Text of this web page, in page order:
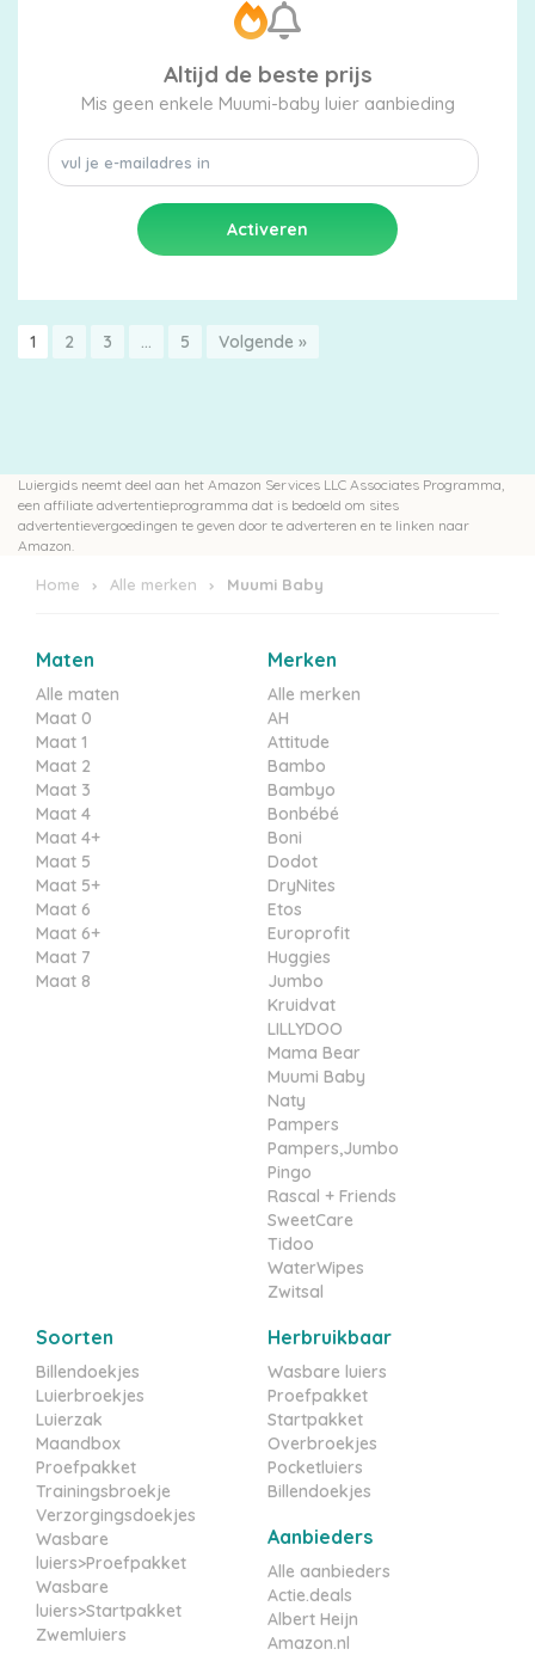
Altijd de beste prijs
Mis geen enkele Muumi-baby luier aanbieding
1 2 3 … 5 Volgende »
Luiergids neemt deel aan het Amazon Services LLC Associates Programma,
een affiliate advertentieprogramma dat is bedoeld om sites
advertentievergoedingen te geven door te adverteren en te linken naar
Amazon.
Home Alle merken Muumi Baby
Maten
Alle maten
Maat 0
Maat 1
Maat 2
Maat 3
Maat 4
Maat 4+
Maat 5
Maat 5+
Maat 6
Maat 6+
Maat 7
Maat 8
Merken
Alle merken
AH
Attitude
Bambo
Bambyo
Bonbébé
Boni
Dodot
DryNites
Etos
Europrofit
Huggies
Jumbo
Kruidvat
LILLYDOO
Mama Bear
Muumi Baby
Naty
Pampers
Pampers,Jumbo
Pingo
Rascal + Friends
SweetCare
Tidoo
WaterWipes
Zwitsal
Soorten
Billendoekjes
Luierbroekjes
Luierzak
Maandbox
Proefpakket
Trainingsbroekje
Verzorgingsdoekjes
Wasbare
luiers>Proefpakket
Wasbare
luiers>Startpakket
Zwemluiers
Herbruikbaar
Wasbare luiers
Proefpakket
Startpakket
Overbroekjes
Pocketluiers
Billendoekjes
Aanbieders
Alle aanbieders
Actie.deals
Albert Heijn
Amazon.nl